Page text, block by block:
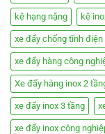
kệ hạng nặng kệ
xe đẩy chống tĩnh điện
xe đẩy hàng công
Xe đẩy hàng inox 2
xe đẩy inox 3 tầng
xe đẩy inox công